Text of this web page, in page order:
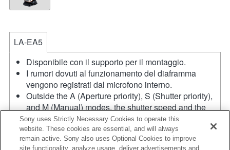
LA-EA5
Disponibile con il supporto per il montaggio.
I rumori dovuti al funzionamento del diaframma
vengono registrati dal microfono interno.
Outside the A (Aperture priority), S (Shutter priority),
and M (Manual) modes, the shutter speed and the
aperture can not be adjusted during the movie
recording.
Se viene inserito un [obiettivo A-mount] utilizzando il
Sony uses Strictly Necessary Cookies to operate this
website. These cookies are essential, and will always
remain active. Sony also uses Optional Cookies to improve
site functionality, analyze usage, deliver advertisements and